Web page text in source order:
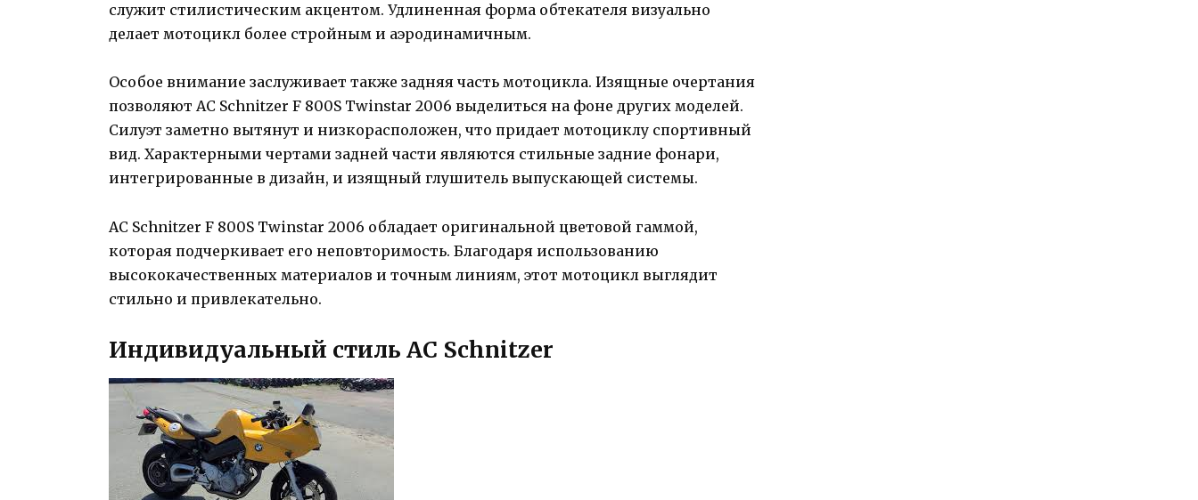
служит стилистическим акцентом. Удлиненная форма обтекателя визуально
делает мотоцикл более стройным и аэродинамичным.
Особое внимание заслуживает также задняя часть мотоцикла. Изящные очертания
позволяют AC Schnitzer F 800S Twinstar 2006 выделиться на фоне других моделей.
Силуэт заметно вытянут и низкорасположен, что придает мотоциклу спортивный
вид. Характерными чертами задней части являются стильные задние фонари,
интегрированные в дизайн, и изящный глушитель выпускающей системы.
AC Schnitzer F 800S Twinstar 2006 обладает оригинальной цветовой гаммой,
которая подчеркивает его неповторимость. Благодаря использованию
высококачественных материалов и точным линиям, этот мотоцикл выглядит
стильно и привлекательно.
Индивидуальный стиль AC Schnitzer